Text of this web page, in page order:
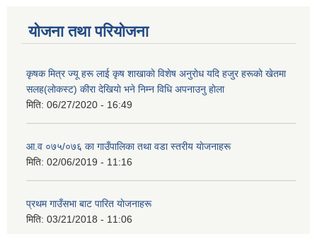
योजना तथा परियोजना
कृषक मित्र ज्यू हरू लाई कृष शाखाकाे विशेष अनुराेध यदि हजुर हरूकाे खेतमा
सलह(लाेकस्ट) कीरा देखियाे भने निम्न विधि अपनाउनु हाेला
मिति: 06/27/2020 - 16:49
आ‍.व ०७५/०७६ का गाउँपालिका तथा वडा स्तरीय याेजनाहरू
मिति: 02/06/2019 - 11:16
प्रथम गाउँसभा बाट पारित याेजनाहरू
मिति: 03/21/2018 - 11:06